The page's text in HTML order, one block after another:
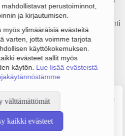
perustoiminnot,
ja kirjautumisen.
myös ylimääräisiä evästeitä
varten, jotta voimme tarjota
käyttökokemuksen.
evästeet sallit myös
käytön. Lue lisää evästeistä
välttämättömät
kaikki evästeet
Sen päätoimiala on
perustamisvuosi 1978 ja sijainti
Osakeyhtiö (OY).
Päättäjätiedot
Lähde: YTJ, PRH, Traficom
Henkilöstömäärä
50–99